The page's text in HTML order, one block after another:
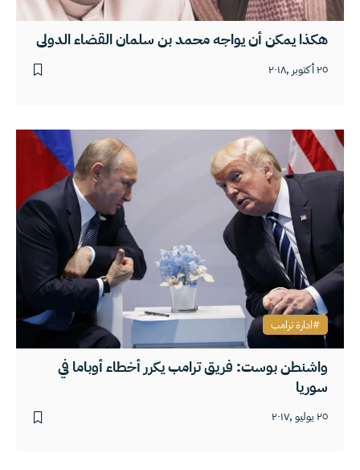
هكذا يمكن أن يواجه محمد بن سلمان القضاء الدولي
٢٥ أكتوبر ,٢٠١٨
واشنطن بوست: فريق ترامب يكرر أخطاء أوباما في
سوريا
٢٥ يوليو ,٢٠١٧
ادارة ترامب